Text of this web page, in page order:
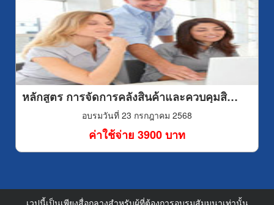
หลักสูตร การจัดการคลังสินค้าและควบคุมสินค้าคงคลังอย่างมีประสิทธิภาพ (Effective warehouse and inventory management)
อบรมวันที่ 23 กรกฎาคม 2568
ค่าใช้จ่าย 3900 บาท
เวปนี้เป็นเพียงสื่อกลางสำหรับผู้ที่ต้องการอบรมสัมมนาเท่านั้น